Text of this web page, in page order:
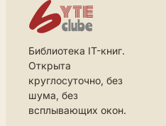
Библиотека IT-книг.
Открыта
круглосуточно, без
шума, без
всплывающих окон.